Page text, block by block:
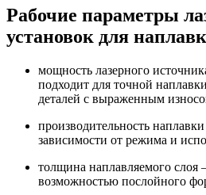
Рабочие параметры
установок для
мощность лазерного
подходит для точной
деталей с выраженным
производительность
зависимости от режима и
толщина наплавляемого
возможностью послойного